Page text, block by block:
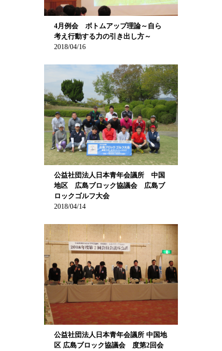
4月例会 ボトムアップ理論～自ら
考え行動する力の引き出し方～
2018/04/16
公益社団法人日本青年会議所 中国
地区 広島ブロック協議会 広島ブ
ロックゴルフ大会
2018/04/14
公益社団法人日本青年会議所 中国地
区 広島ブロック協議会 度第2回会